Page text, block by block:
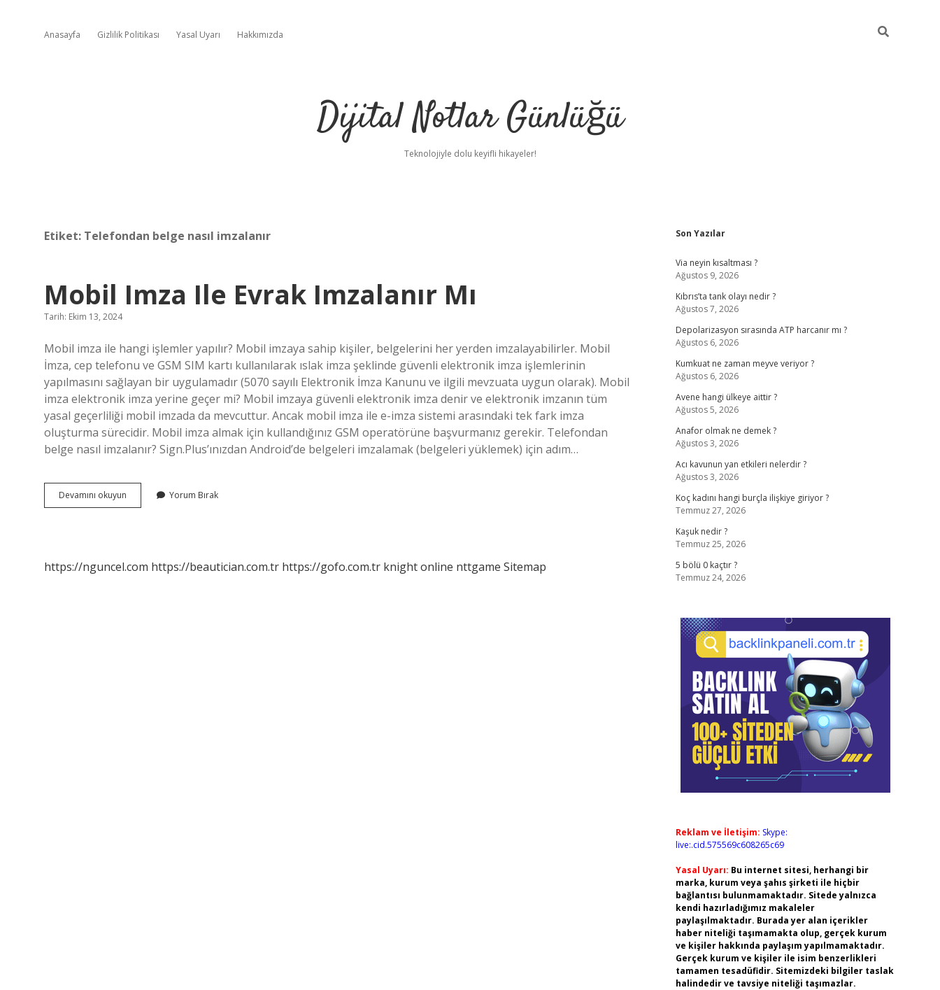
Anasayfa Gizlilik Politikası Yasal Uyarı Hakkımızda
Dijital Notlar Günlüğü
Teknolojiyle dolu keyifli hikayeler!
Etiket: Telefondan belge nasıl imzalanır
Mobil Imza Ile Evrak Imzalanır Mı
Tarih: Ekim 13, 2024
Mobil imza ile hangi işlemler yapılır? Mobil imzaya sahip kişiler, belgelerini her yerden imzalayabilirler. Mobil
İmza, cep telefonu ve GSM SIM kartı kullanılarak ıslak imza şeklinde güvenli elektronik imza işlemlerinin
yapılmasını sağlayan bir uygulamadır (5070 sayılı Elektronik İmza Kanunu ve ilgili mevzuata uygun olarak). Mobil
imza elektronik imza yerine geçer mi? Mobil imzaya güvenli elektronik imza denir ve elektronik imzanın tüm
yasal geçerliliği mobil imzada da mevcuttur. Ancak mobil imza ile e-imza sistemi arasındaki tek fark imza
oluşturma sürecidir. Mobil imza almak için kullandığınız GSM operatörüne başvurmanız gerekir. Telefondan
belge nasıl imzalanır? Sign.Plus’ınızdan Android’de belgeleri imzalamak (belgeleri yüklemek) için adım…
Devamını okuyun
Imza
Yorum Bırak
https://nguncel.com https://beautician.com.tr https://gofo.com.tr knight online nttgame Sitemap
Sidebar
Son Yazılar
Via neyin kısaltması ?
Ağustos 9, 2026
Kıbrıs’ta tank olayı nedir ?
Ağustos 7, 2026
Depolarizasyon sırasında ATP harcanır mı ?
Ağustos 6, 2026
Kumkuat ne zaman meyve veriyor ?
Ağustos 6, 2026
Avene hangi ülkeye aittir ?
Ağustos 5, 2026
Anafor olmak ne demek ?
Ağustos 3, 2026
Acı kavunun yan etkileri nelerdir ?
Ağustos 3, 2026
Koç kadını hangi burçla ilişkiye giriyor ?
Temmuz 27, 2026
Kaşuk nedir ?
Temmuz 25, 2026
5 bölü 0 kaçtır ?
Temmuz 24, 2026
Reklam ve İletişim: Skype:
live:.cid.575569c608265c69
Yasal Uyarı: Bu internet sitesi, herhangi bir
marka, kurum veya şahıs şirketi ile hiçbir
bağlantısı bulunmamaktadır. Sitede yalnızca
kendi hazırladığımız makaleler
paylaşılmaktadır. Burada yer alan içerikler
haber niteliği taşımamakta olup, gerçek kurum
ve kişiler hakkında paylaşım yapılmamaktadır.
Gerçek kurum ve kişiler ile isim benzerlikleri
tamamen tesadüfidir. Sitemizdeki bilgiler taslak
halindedir ve tavsiye niteliği taşımazlar.